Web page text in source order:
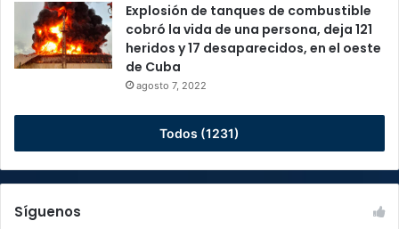
Explosión de tanques de combustible
cobró la vida de una persona, deja 121
heridos y 17 desaparecidos, en el oeste
de Cuba
agosto 7, 2022
Todos (1231)
Síguenos